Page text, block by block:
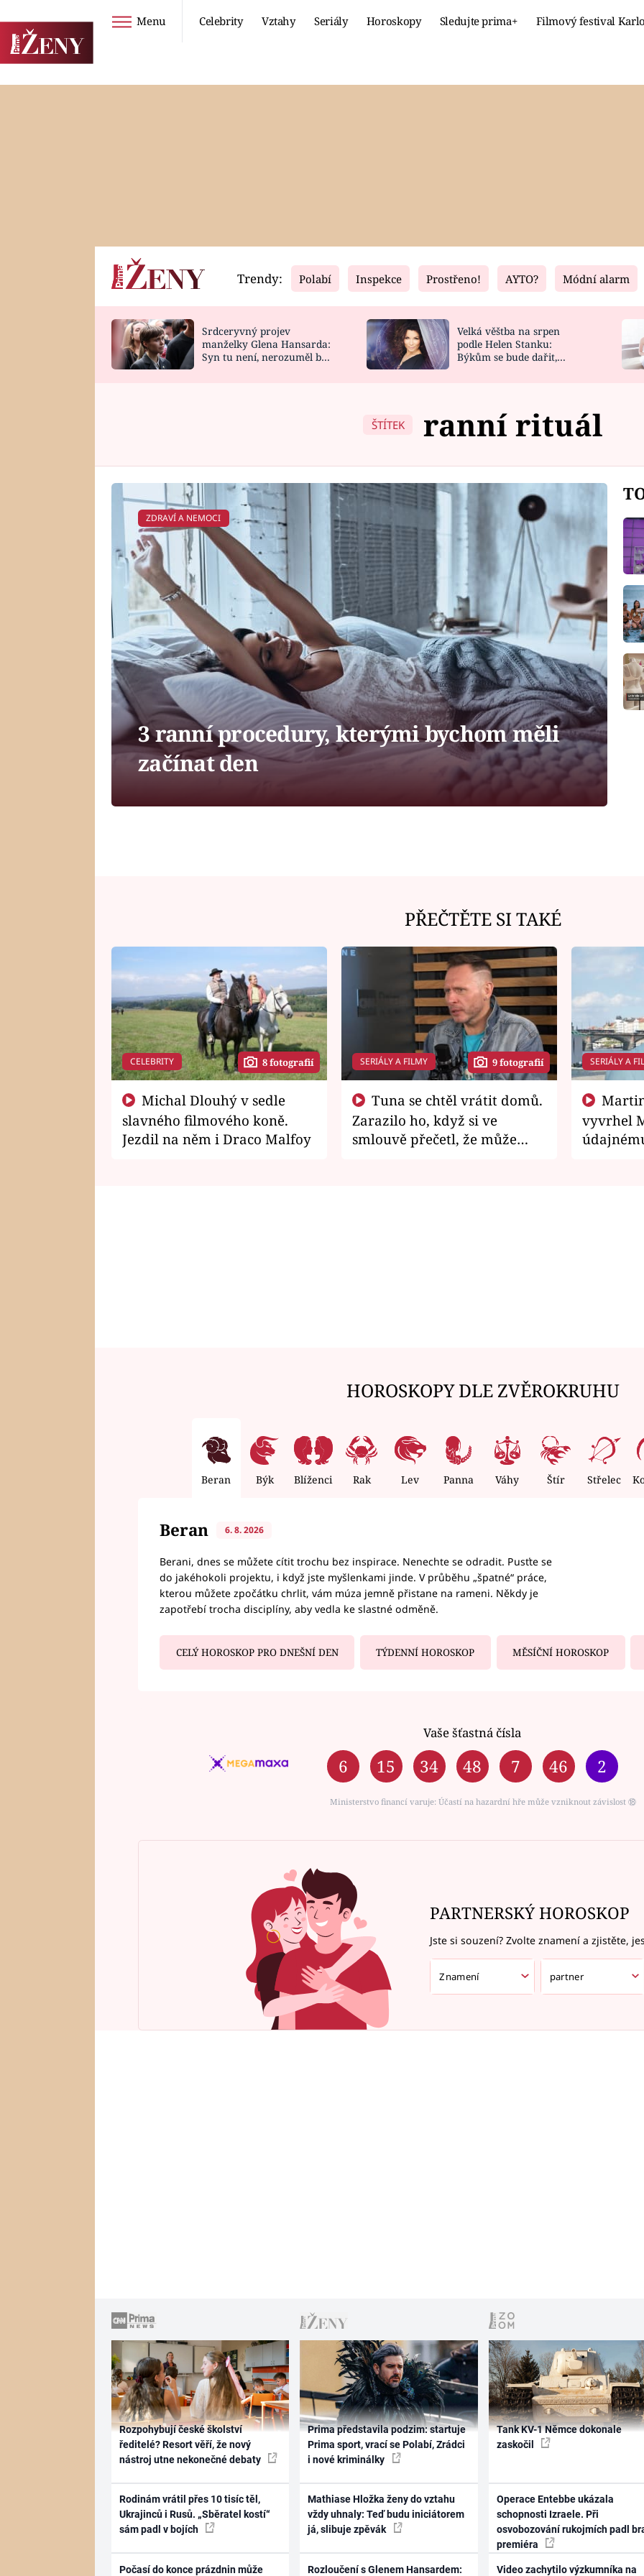
Menu Celebrity Vztahy Seriály Horoskopy Sledujte prima+ Filmový festival
Horoskopy
HOROSKOP NA
Video
CELEBRITY
VAŘENÍ
Fresh
NOVINKY
VIDEORECEPTY
Living
DESIGN
Trendy: Polabí Inspekce Prostřeno! AYTO? Módní alarm
Srdceryvný projev
manželky Glena Hansarda:
Syn tu není, nerozuměl by
Velká věštba na srpen
podle Helen Stanku:
Býkům se bude dařit,
ŠTÍTEK ranní rituál
ZDRAVÍ A NEMOCI
3 ranní procedury, kterými bychom měli
začínat den
PŘEČTĚTE SI TAKÉ
CELEBRITY 8 fotografií
slavného filmového koně.
Jezdil na něm i Draco Malfoy
SERIÁLY A FILMY 9 fotografií
Zarazilo ho, když si ve
smlouvě přečetl, že může
SERIÁLY A
vyvrhel
HOROSKOPY DLE ZVĚROKRUHU
Beran Býk Blíženci Rak Lev Panna Váhy Štír Střelec
Beran 6. 8. 2026
Berani, dnes se můžete cítit trochu bez inspirace. Nenechte se odradit. Pusťte se
do jakéhokoli projektu, i když jste myšlenkami jinde. V průběhu „špatné“ práce,
kterou můžete zpočátku chrlit, vám múza jemně přistane na rameni. Někdy je
zapotřebí trocha disciplíny, aby vedla ke slastné odměně.
CELÝ HOROSKOP PRO DNEŠNÍ DEN TÝDENNÍ HOROSKOP MĚSÍČNÍ HOROSKOP
Vaše šťastná čísla
6 15 34 48 7 46 2
Ministerstvo financí varuje: Účastí na hazardní hře může vzniknout závislost ⑱
PARTNERSKÝ HOROSKOP
Jste si souzení? Zvolte znamení a zjistěte,
Rozpohybují české školství
ředitelé? Resort věří, že nový
nástroj utne nekonečné debaty
Rodinám vrátil přes 10 tisíc těl,
Ukrajinců i Rusů. „Sběratel kostí“
sám padl v bojích
Počasí do konce prázdnin může
Prima představila podzim: startuje
Prima sport, vrací se Polabí, Zrádci
i nové kriminálky
Mathiase Hložka ženy do vztahu
vždy uhnaly: Teď budu iniciátorem
já, slibuje zpěvák
Rozloučení s Glenem Hansardem:
Tank KV-1 Němce dokonale
zaskočil
Operace Entebbe ukázala
schopnosti Izraele. Při
osvobozování rukojmích padl
premiéra
Video zachytilo výzkumníka na